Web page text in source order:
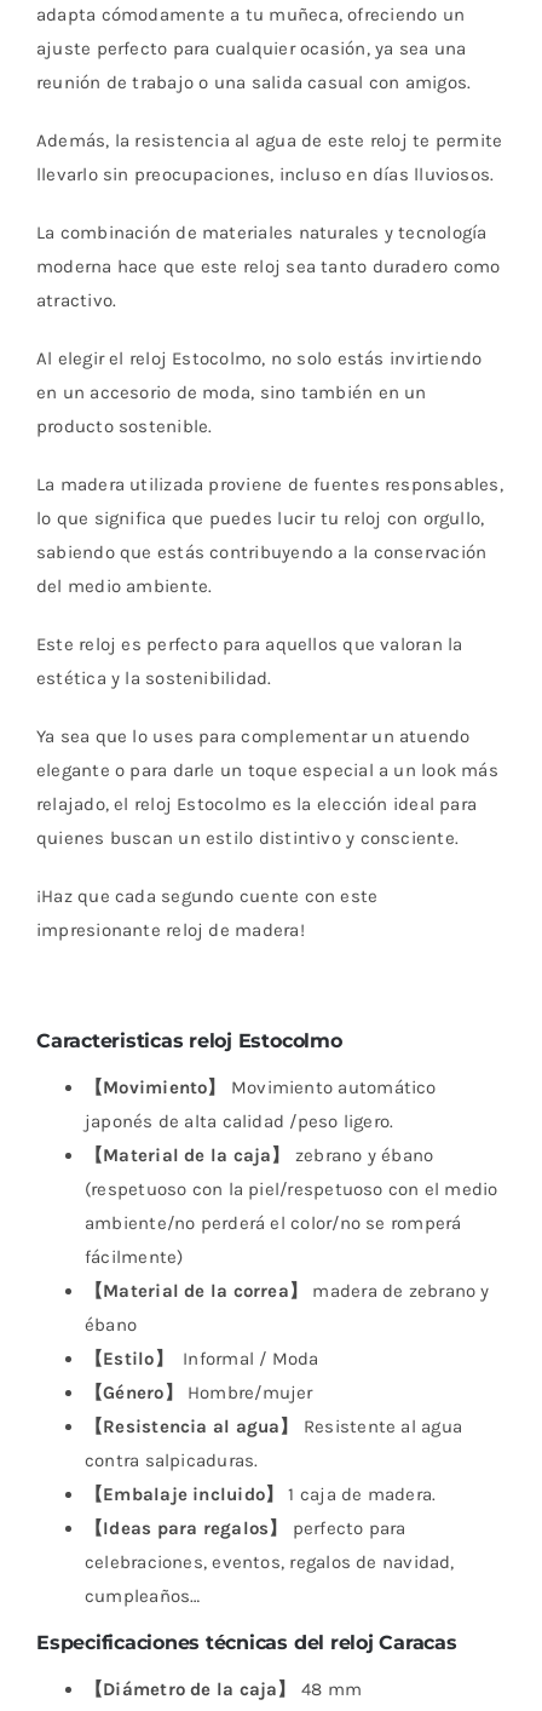
adapta cómodamente a tu muñeca, ofreciendo un
ajuste perfecto para cualquier ocasión, ya sea una
reunión de trabajo o una salida casual con amigos.
Además, la resistencia al agua de este reloj te permite
llevarlo sin preocupaciones, incluso en días lluviosos.
La combinación de materiales naturales y tecnología
moderna hace que este reloj sea tanto duradero como
atractivo.
Al elegir el reloj Estocolmo, no solo estás invirtiendo
en un accesorio de moda, sino también en un
producto sostenible.
La madera utilizada proviene de fuentes responsables,
lo que significa que puedes lucir tu reloj con orgullo,
sabiendo que estás contribuyendo a la conservación
del medio ambiente.
Este reloj es perfecto para aquellos que valoran la
estética y la sostenibilidad.
Ya sea que lo uses para complementar un atuendo
elegante o para darle un toque especial a un look más
relajado, el reloj Estocolmo es la elección ideal para
quienes buscan un estilo distintivo y consciente.
¡Haz que cada segundo cuente con este
impresionante reloj de madera!
Caracteristicas reloj Estocolmo
【Movimiento】
Movimiento automático
japonés de alta calidad /peso ligero.
【Material de la caja】
zebrano y ébano
(respetuoso con la piel/respetuoso con el medio
ambiente/no perderá el color/no se romperá
fácilmente)
【Material de la correa】
madera de zebrano y
ébano
【Estilo】
Informal / Moda
【Género】
Hombre/mujer
【Resistencia al agua】
Resistente al agua
contra salpicaduras.
【Embalaje incluido】
1 caja de madera.
【Ideas para regalos】
perfecto para
celebraciones, eventos, regalos de navidad,
cumpleaños…
Especificaciones técnicas del reloj Caracas
【Diámetro de la caja】
48 mm